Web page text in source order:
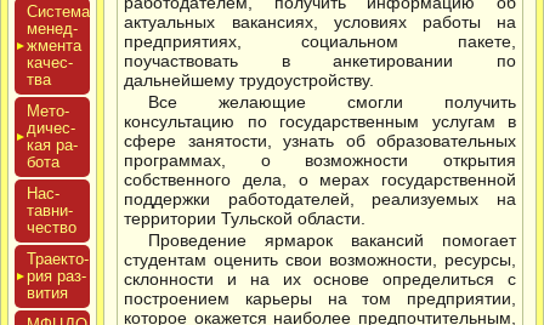
Сис­те­ма
ме­нед­
жмен­та
ка­чес­
тва
Мето­
дичес­
кая ра­
бота
Нас­
тавни­
чес­тво
Тра­ек­то­
рия раз­
ви­тия
актуальных вакансиях, условиях работы на
предприятиях, социальном пакете,
поучаствовать в анкетировании по
дальнейшему трудоустройству.
Все желающие смогли получить
консультацию по государственным услугам в
сфере занятости, узнать об образовательных
программах, о возможности открытия
собственного дела, о мерах государственной
поддержки работодателей, реализуемых на
территории Тульской области.
Проведение ярмарок вакансий помогает
студентам оценить свои возможности, ресурсы,
склонности и на их основе определиться с
построением карьеры на том предприятии,
которое окажется наиболее предпочтительным,